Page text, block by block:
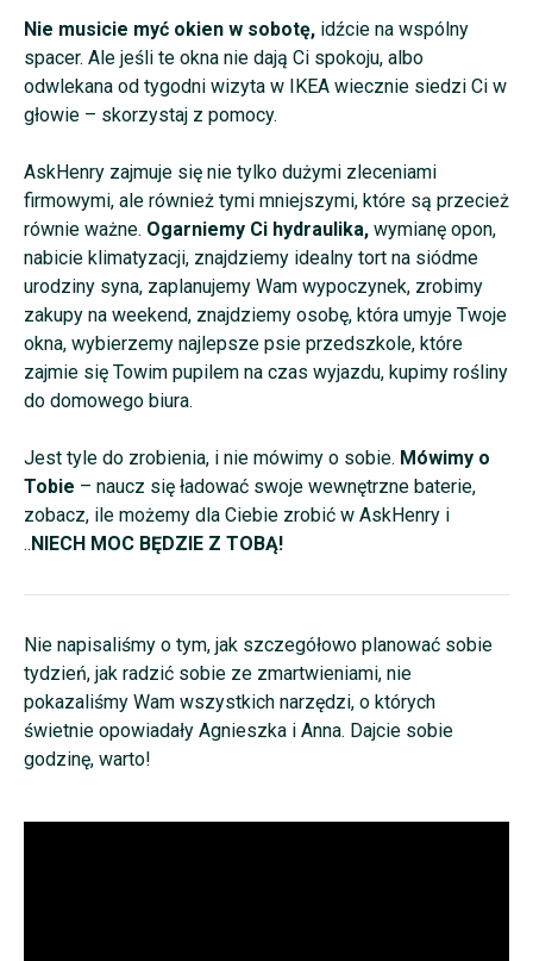
Nie musicie myć okien w sobotę, idźcie na wspólny
spacer. Ale jeśli te okna nie dają Ci spokoju, albo
odwlekana od tygodni wizyta w IKEA wiecznie siedzi Ci w
głowie – skorzystaj z pomocy.
AskHenry zajmuje się nie tylko dużymi zleceniami
firmowymi, ale również tymi mniejszymi, które są przecież
równie ważne. Ogarniemy Ci hydraulika, wymianę opon,
nabicie klimatyzacji, znajdziemy idealny tort na siódme
urodziny syna, zaplanujemy Wam wypoczynek, zrobimy
zakupy na weekend, znajdziemy osobę, która umyje Twoje
okna, wybierzemy najlepsze psie przedszkole, które
zajmie się Towim pupilem na czas wyjazdu, kupimy rośliny
do domowego biura.
Jest tyle do zrobienia, i nie mówimy o sobie. Mówimy o
Tobie – naucz się ładować swoje wewnętrzne baterie,
zobacz, ile możemy dla Ciebie zrobić w AskHenry i
..NIECH MOC BĘDZIE Z TOBĄ!
Nie napisaliśmy o tym, jak szczegółowo planować sobie
tydzień, jak radzić sobie ze zmartwieniami, nie
pokazaliśmy Wam wszystkich narzędzi, o których
świetnie opowiadały Agnieszka i Anna. Dajcie sobie
godzinę, warto!